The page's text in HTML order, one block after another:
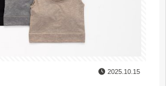
2025.10.15